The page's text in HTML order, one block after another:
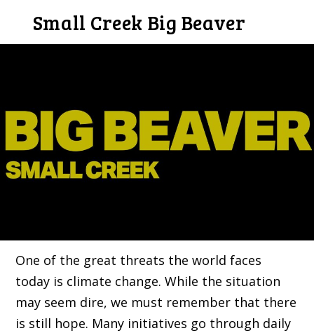
Small Creek Big Beaver
One of the great threats the world faces
today is climate change. While the situation
may seem dire, we must remember that there
is still hope. Many initiatives go through daily